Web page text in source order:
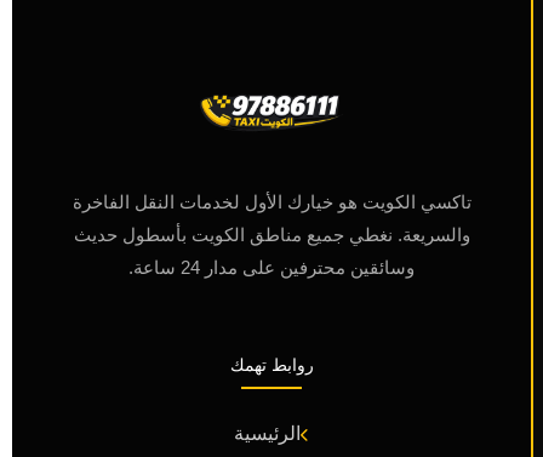
تاكسي الكويت هو خيارك الأول لخدمات النقل الفاخرة
والسريعة. نغطي جميع مناطق الكويت بأسطول حديث
وسائقين محترفين على مدار 24 ساعة.
روابط تهمك
الرئيسية